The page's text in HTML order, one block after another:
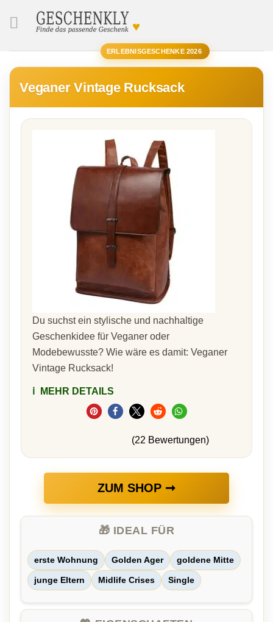
ERLEBNISGESCHENKE 2026
♥
Veganer Vintage Rucksack
Du suchst ein stylische und nachhaltige
Geschenkidee für Veganer oder
Modebewusste? Wie wäre es damit: Veganer
Vintage Rucksack!
ℹ️ MEHR DETAILS
(22 Bewertungen)
ZUM SHOP ➞
🎁 IDEAL FÜR
erste Wohnung Golden Ager goldene Mitte
junge Eltern Midlife Crises Single